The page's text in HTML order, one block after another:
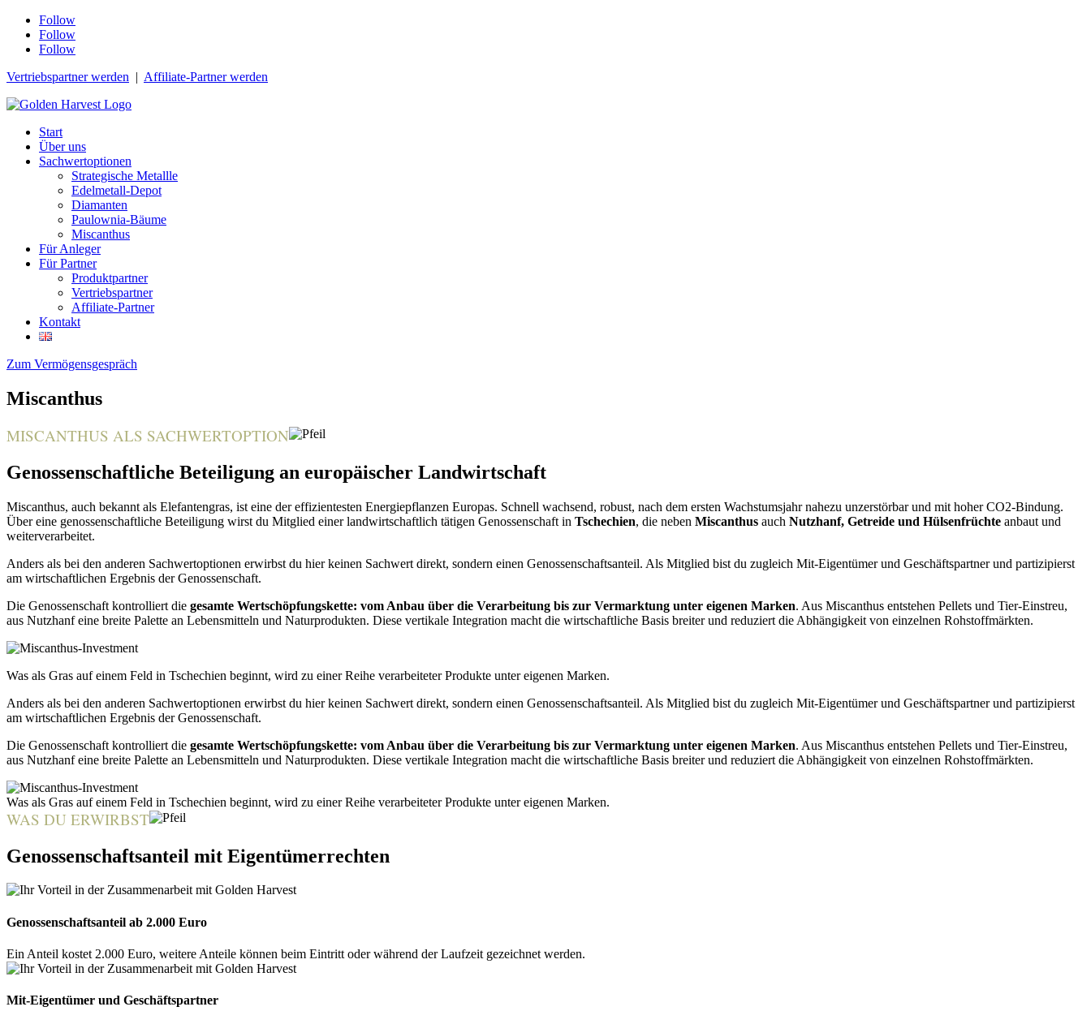
Follow
Follow
Follow
Vertriebspartner werden | Affiliate-Partner werden
Start
Über uns
Sachwertoptionen
Strategische Metallle
Edelmetall-Depot
Diamanten
Paulownia-Bäume
Miscanthus
Für Anleger
Für Partner
Produktpartner
Vertriebspartner
Affiliate-Partner
Kontakt
Zum Vermögensgespräch
Miscanthus
MISCANTHUS ALS SACHWERTOPTION
Genossenschaftliche Beteiligung an europäischer Landwirtschaft
Miscanthus, auch bekannt als Elefantengras, ist eine der effizientesten Energiepflanzen Europas. Schnell wachsend, robust, nach dem ersten Wachstumsjahr nahezu unzerstörbar und mit hoher CO2-Bindung.
Über eine genossenschaftliche Beteiligung wirst du Mitglied einer landwirtschaftlich tätigen Genossenschaft in Tschechien, die neben Miscanthus auch Nutzhanf, Getreide und Hülsenfrüchte anbaut und
weiterverarbeitet.
Anders als bei den anderen Sachwertoptionen erwirbst du hier keinen Sachwert direkt, sondern einen Genossenschaftsanteil. Als Mitglied bist du zugleich Mit-Eigentümer und Geschäftspartner und partizipierst
am wirtschaftlichen Ergebnis der Genossenschaft.
Die Genossenschaft kontrolliert die gesamte Wertschöpfungskette: vom Anbau über die Verarbeitung bis zur Vermarktung unter eigenen Marken. Aus Miscanthus entstehen Pellets und Tier-Einstreu,
aus Nutzhanf eine breite Palette an Lebensmitteln und Naturprodukten. Diese vertikale Integration macht die wirtschaftliche Basis breiter und reduziert die Abhängigkeit von einzelnen Rohstoffmärkten.
Was als Gras auf einem Feld in Tschechien beginnt, wird zu einer Reihe verarbeiteter Produkte unter eigenen Marken.
Anders als bei den anderen Sachwertoptionen erwirbst du hier keinen Sachwert direkt, sondern einen Genossenschaftsanteil. Als Mitglied bist du zugleich Mit-Eigentümer und Geschäftspartner und partizipierst
am wirtschaftlichen Ergebnis der Genossenschaft.
Die Genossenschaft kontrolliert die gesamte Wertschöpfungskette: vom Anbau über die Verarbeitung bis zur Vermarktung unter eigenen Marken. Aus Miscanthus entstehen Pellets und Tier-Einstreu,
aus Nutzhanf eine breite Palette an Lebensmitteln und Naturprodukten. Diese vertikale Integration macht die wirtschaftliche Basis breiter und reduziert die Abhängigkeit von einzelnen Rohstoffmärkten.
Was als Gras auf einem Feld in Tschechien beginnt, wird zu einer Reihe verarbeiteter Produkte unter eigenen Marken.
WAS DU ERWIRBST
Genossenschaftsanteil mit Eigentümerrechten
Genossenschaftsanteil ab 2.000 Euro
Ein Anteil kostet 2.000 Euro, weitere Anteile können beim Eintritt oder während der Laufzeit gezeichnet werden.
Mit-Eigentümer und Geschäftspartner